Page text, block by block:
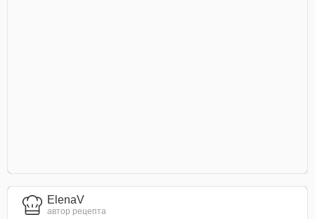
ElenaV
автор рецепта